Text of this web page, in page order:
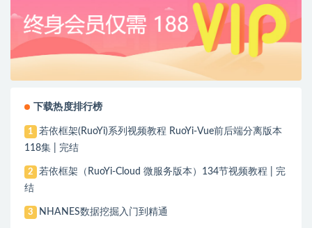
下载热度排行榜
1
若依框架(RuoYi)系列视频教程 RuoYi-Vue前后端分离版本
118集 | 完结
2
若依框架（RuoYi-Cloud 微服务版本）134节视频教程 | 完
结
3 NHANES数据挖掘入门到精通